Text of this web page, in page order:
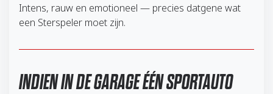
Intens, rauw en emotioneel — precies datgene wat
een Sterspeler moet zijn.
INDIEN IN DE GARAGE ÉÉN SPORTAUTO